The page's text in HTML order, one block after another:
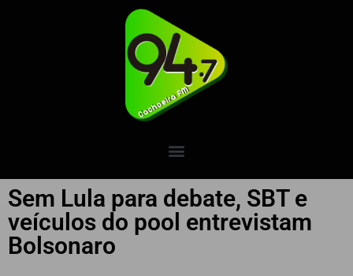
Sem Lula para debate, SBT e
veículos do pool entrevistam
Bolsonaro